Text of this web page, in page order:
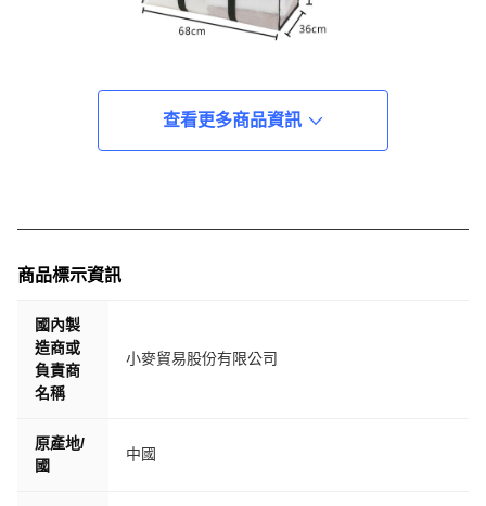
查看更多商品資訊
商品標示資訊
國內製
造商或
負責商
名稱
小麥貿易股份有限公司
原產地/
國
中國